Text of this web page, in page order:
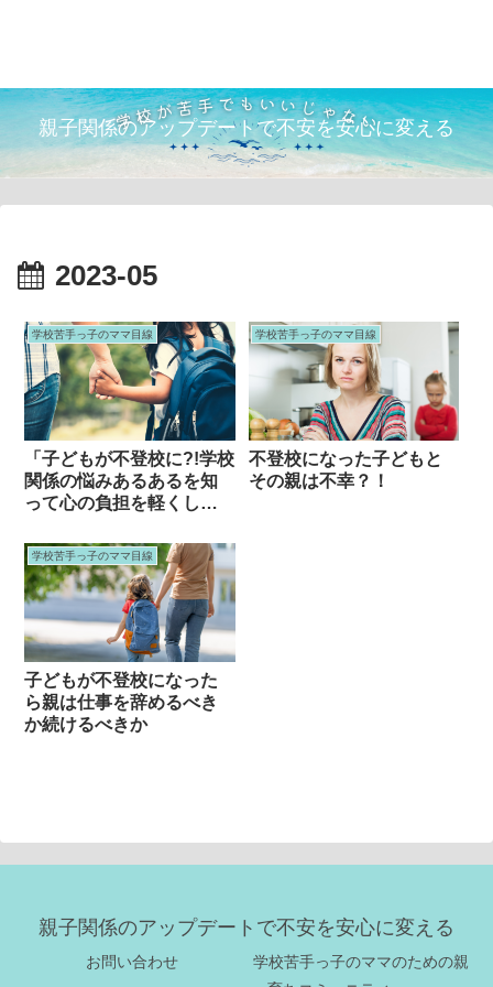
親子関係のアップデートで不安を安心に変える
2023-05
学校苦手っ子のママ目線
「子どもが不登校に?!学校
関係の悩みあるあるを知
って心の負担を軽くしよ
学校苦手っ子のママ目線
不登校になった子どもと
その親は不幸？！
学校苦手っ子のママ目線
子どもが不登校になった
ら親は仕事を辞めるべき
か続けるべきか
親子関係のアップデートで不安を安心に変える
お問い合わせ
学校苦手っ子のママのための親